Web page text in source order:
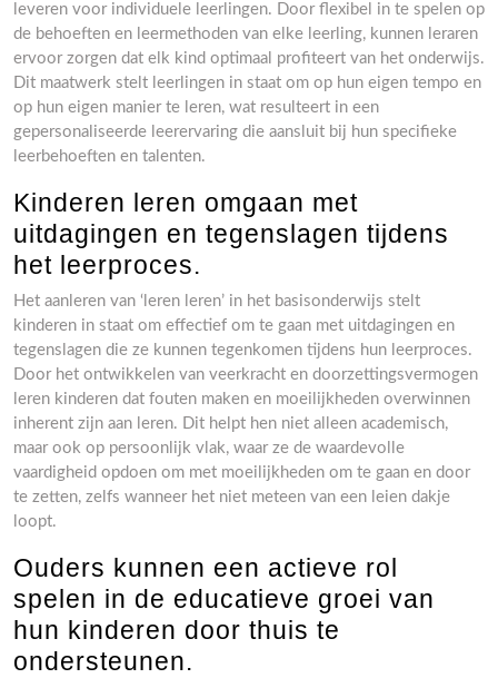
leveren voor individuele leerlingen. Door flexibel in te spelen op
de behoeften en leermethoden van elke leerling, kunnen leraren
ervoor zorgen dat elk kind optimaal profiteert van het onderwijs.
Dit maatwerk stelt leerlingen in staat om op hun eigen tempo en
op hun eigen manier te leren, wat resulteert in een
gepersonaliseerde leerervaring die aansluit bij hun specifieke
leerbehoeften en talenten.
Kinderen leren omgaan met
uitdagingen en tegenslagen tijdens
het leerproces.
Het aanleren van ‘leren leren’ in het basisonderwijs stelt
kinderen in staat om effectief om te gaan met uitdagingen en
tegenslagen die ze kunnen tegenkomen tijdens hun leerproces.
Door het ontwikkelen van veerkracht en doorzettingsvermogen
leren kinderen dat fouten maken en moeilijkheden overwinnen
inherent zijn aan leren. Dit helpt hen niet alleen academisch,
maar ook op persoonlijk vlak, waar ze de waardevolle
vaardigheid opdoen om met moeilijkheden om te gaan en door
te zetten, zelfs wanneer het niet meteen van een leien dakje
loopt.
Ouders kunnen een actieve rol
spelen in de educatieve groei van
hun kinderen door thuis te
ondersteunen.